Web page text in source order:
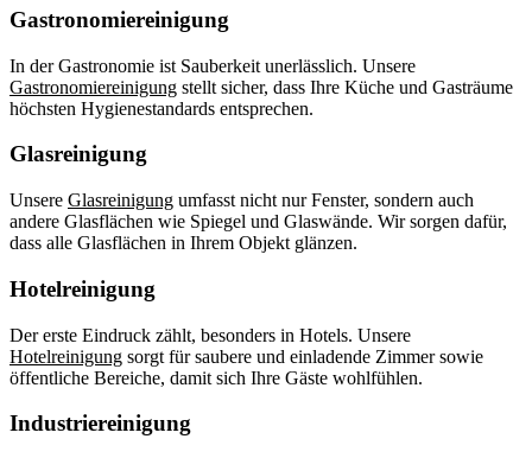
Gastronomiereinigung
In der Gastronomie ist Sauberkeit unerlässlich. Unsere
Gastronomiereinigung stellt sicher, dass Ihre Küche und Gasträume
höchsten Hygienestandards entsprechen.
Glasreinigung
Unsere Glasreinigung umfasst nicht nur Fenster, sondern auch
andere Glasflächen wie Spiegel und Glaswände. Wir sorgen dafür,
dass alle Glasflächen in Ihrem Objekt glänzen.
Hotelreinigung
Der erste Eindruck zählt, besonders in Hotels. Unsere
Hotelreinigung sorgt für saubere und einladende Zimmer sowie
öffentliche Bereiche, damit sich Ihre Gäste wohlfühlen.
Industriereinigung